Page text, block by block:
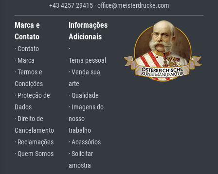
+43 4257 29415 · office@meisterdrucke.com
Marca e
Contato
· Contato
· Marca
· Termos e
Condições
· Proteção de
Dados
· Direito de
Cancelamento
· Reclamações
· Quem Somos
Informações
Adicionais
·
Tema pessoal
· Venda sua
arte
· Qualidade
· Imagens do
nosso
trabalho
· Acessórios
· Solicitar
amostra